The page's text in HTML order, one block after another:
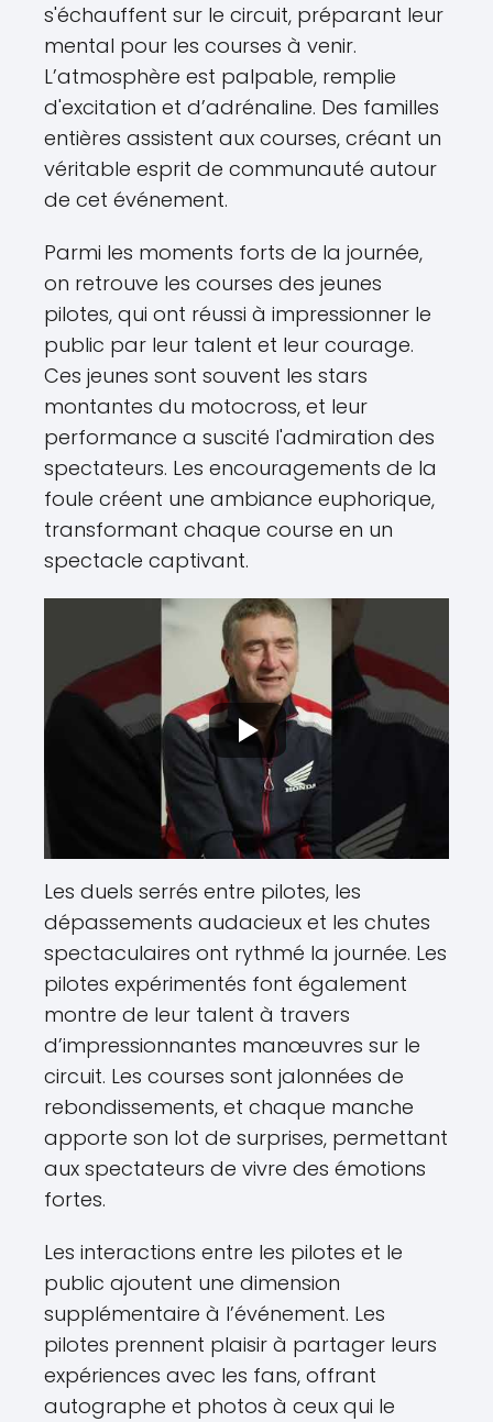
s'échauffent sur le circuit, préparant leur
mental pour les courses à venir.
L’atmosphère est palpable, remplie
d'excitation et d’adrénaline. Des familles
entières assistent aux courses, créant un
véritable esprit de communauté autour
de cet événement.
Parmi les moments forts de la journée,
on retrouve les courses des jeunes
pilotes, qui ont réussi à impressionner le
public par leur talent et leur courage.
Ces jeunes sont souvent les stars
montantes du motocross, et leur
performance a suscité l'admiration des
spectateurs. Les encouragements de la
foule créent une ambiance euphorique,
transformant chaque course en un
spectacle captivant.
Les duels serrés entre pilotes, les
dépassements audacieux et les chutes
spectaculaires ont rythmé la journée. Les
pilotes expérimentés font également
montre de leur talent à travers
d’impressionnantes manœuvres sur le
circuit. Les courses sont jalonnées de
rebondissements, et chaque manche
apporte son lot de surprises, permettant
aux spectateurs de vivre des émotions
fortes.
Les interactions entre les pilotes et le
public ajoutent une dimension
supplémentaire à l’événement. Les
pilotes prennent plaisir à partager leurs
expériences avec les fans, offrant
autographe et photos à ceux qui le